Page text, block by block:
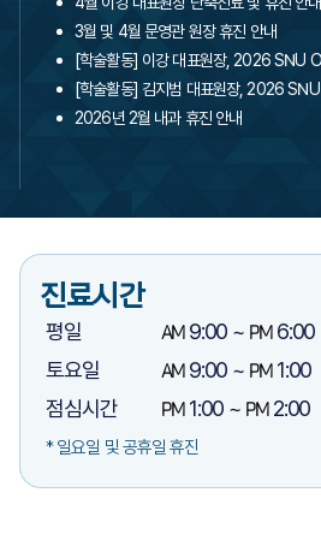
3월 및 4월 문영관 원장 휴진 안내
2026년 2월 내과 휴진 안내
진료시간
평일 AM9:00 ~ PM6:00
토요일
AM9:00 ~ PM1:00​
점심시간
PM1:00 ~ PM2:00​
* 일요일 및 공휴일 휴진